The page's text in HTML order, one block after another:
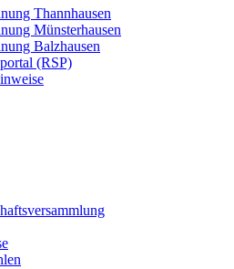
Thannhausen
Münsterhausen
Balzhausen
(RSP)